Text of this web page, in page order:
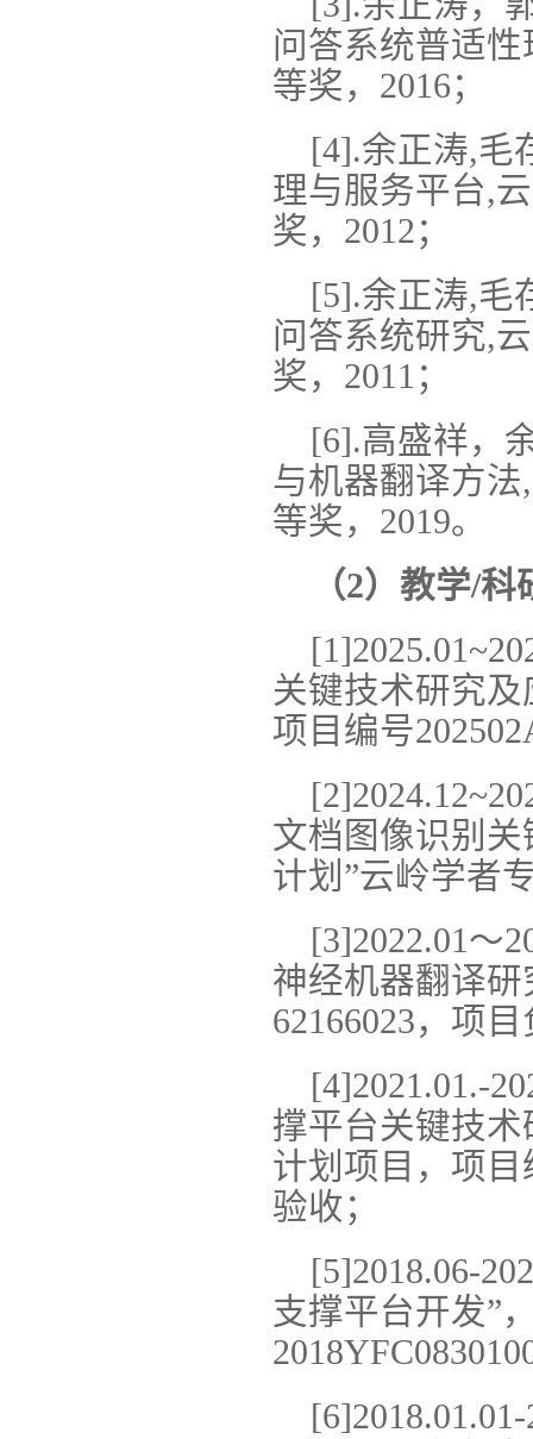
问答系统普适
等奖，2016；
[4].余正涛,毛
理与服务平台,
奖，2012；
[5].余正涛,毛
问答系统研究,
奖，2011；
[6].高盛祥，
与机器翻译方
等奖，2019。
（2）教学/科
关键技术研究
项目编号
文档图像识别
计划”云岭学者
[3]2022.01～
神经机器翻译
62166023，项
[4]2021.01.-
撑平台关键技
计划项目，项目
验收；
[5]2018.06-
支撑平台开发”